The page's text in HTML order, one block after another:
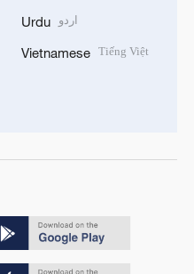
Urdu اردو
Vietnamese Tiếng Việt